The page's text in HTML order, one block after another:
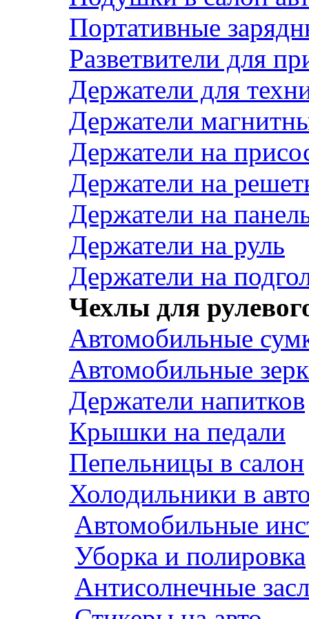
Портативные
Разветвители для
Держатели для
Держатели
Держатели на
Держатели на
Держатели на
Держатели на руль
Держатели на
Чехлы для
Автомобильные
Автомобильные
Держатели напитков
Крышки на педали
Пепельницы в салон
Холодильники в
Автомобильные
Уборка и полировка
Антисолнечные